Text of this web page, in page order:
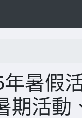
暑假
期活動